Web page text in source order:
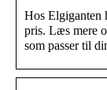
Hos Elgiganten
pris. Læs mere
som passer til